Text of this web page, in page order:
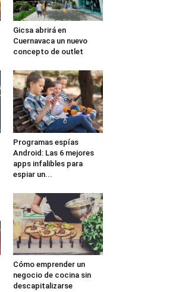
Gicsa abrirá en
Cuernavaca un nuevo
concepto de outlet
Programas espías
Android: Las 6 mejores
apps infalibles para
espiar un...
Cómo emprender un
negocio de cocina sin
descapitalizarse